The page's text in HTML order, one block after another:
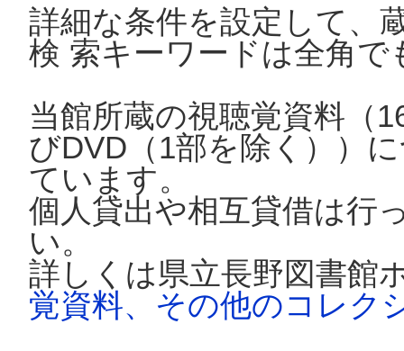
詳細な条件を設定して、
検 索キーワードは全角
当館所蔵の視聴覚資料（
びDVD（1部を除く））
ています。
個人貸出や相互貸借は行
い。
詳しくは県立長野図書館
覚資料、その他のコレク